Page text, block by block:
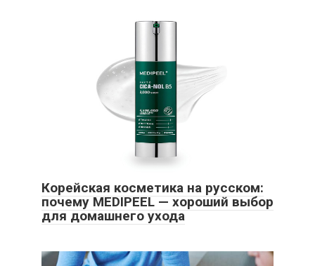
Корейская косметика на русском:
почему MEDIPEEL — хороший выбор
для домашнего ухода